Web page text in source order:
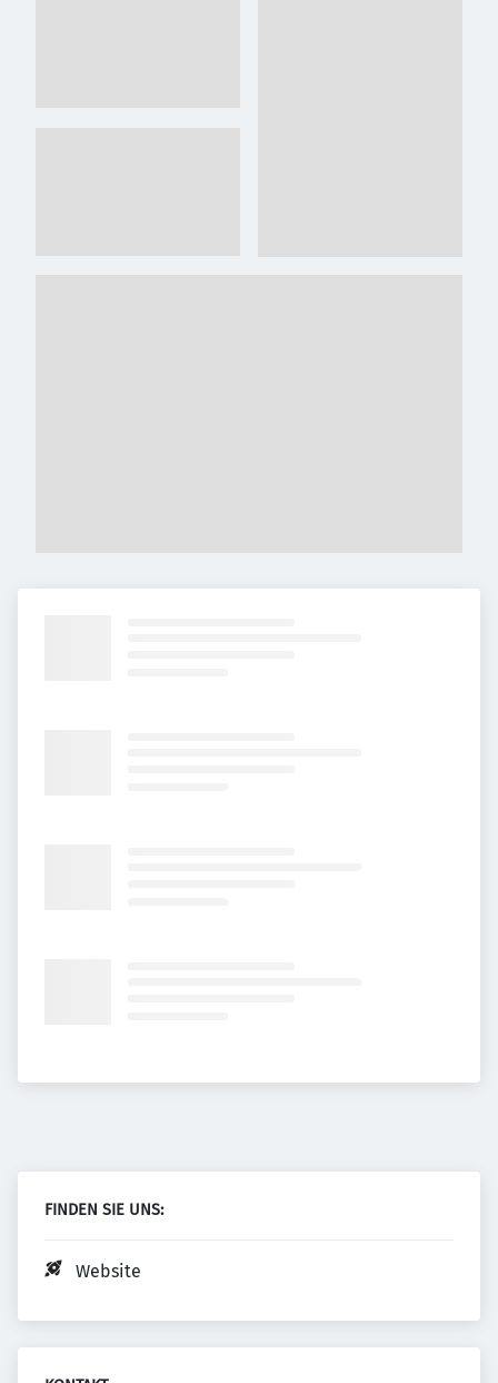
FINDEN SIE UNS:
Website